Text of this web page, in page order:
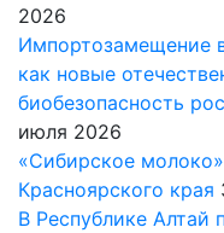
2026
Импортозамещение
как новые
биобезопасность
июля 2026
«Сибирское
Красноярского края
В Республике Алтай